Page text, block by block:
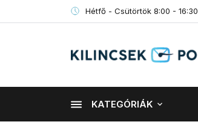
Hétfő - Csütörtök 8:00 - 16:30
KATEGÓRIÁK